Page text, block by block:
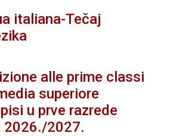
italiana-Tečaj
alle prime classi
superiore
u prve razrede
2026./2027.